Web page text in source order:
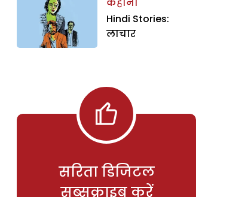
Hindi Stories:
लाचार
सरिता डिजिटल
सब्सक्राइब करें